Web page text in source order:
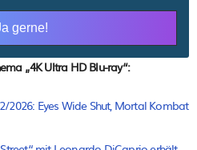
„4K Ultra HD Blu-ray“:
2026: Eyes Wide Shut, Mortal Kombat